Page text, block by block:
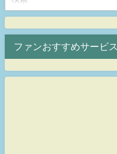
ファンおすすめサービス